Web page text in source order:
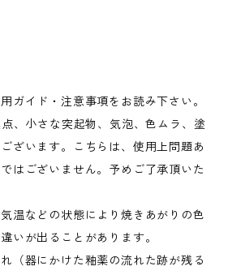
ガイド・注意事項をお読み下さい。
、小さな突起物、気泡、色ムラ、塗
ざいます。こちらは、使用上問題あ
はございません。予めご了承頂いた
温などの状態により焼きあがりの色
いが出ることがあります。
（器にかけた釉薬の流れた跡が残る